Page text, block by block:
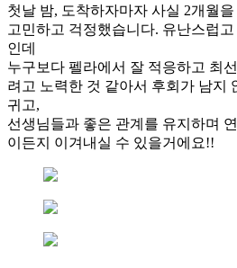
첫날 밤, 도착하자마자 사실 2개월을
고민하고 걱정했습니다. 유난스럽
인데
누구보다 펠라에서 잘 적응하고 최
려고 노력한 것 같아서 후회가 남지
귀고,
선생님들과 좋은 관계를 유지하며
이든지 이겨내실 수 있을거에요!!